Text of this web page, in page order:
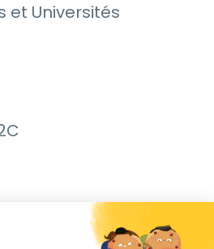
et Universités
Awards